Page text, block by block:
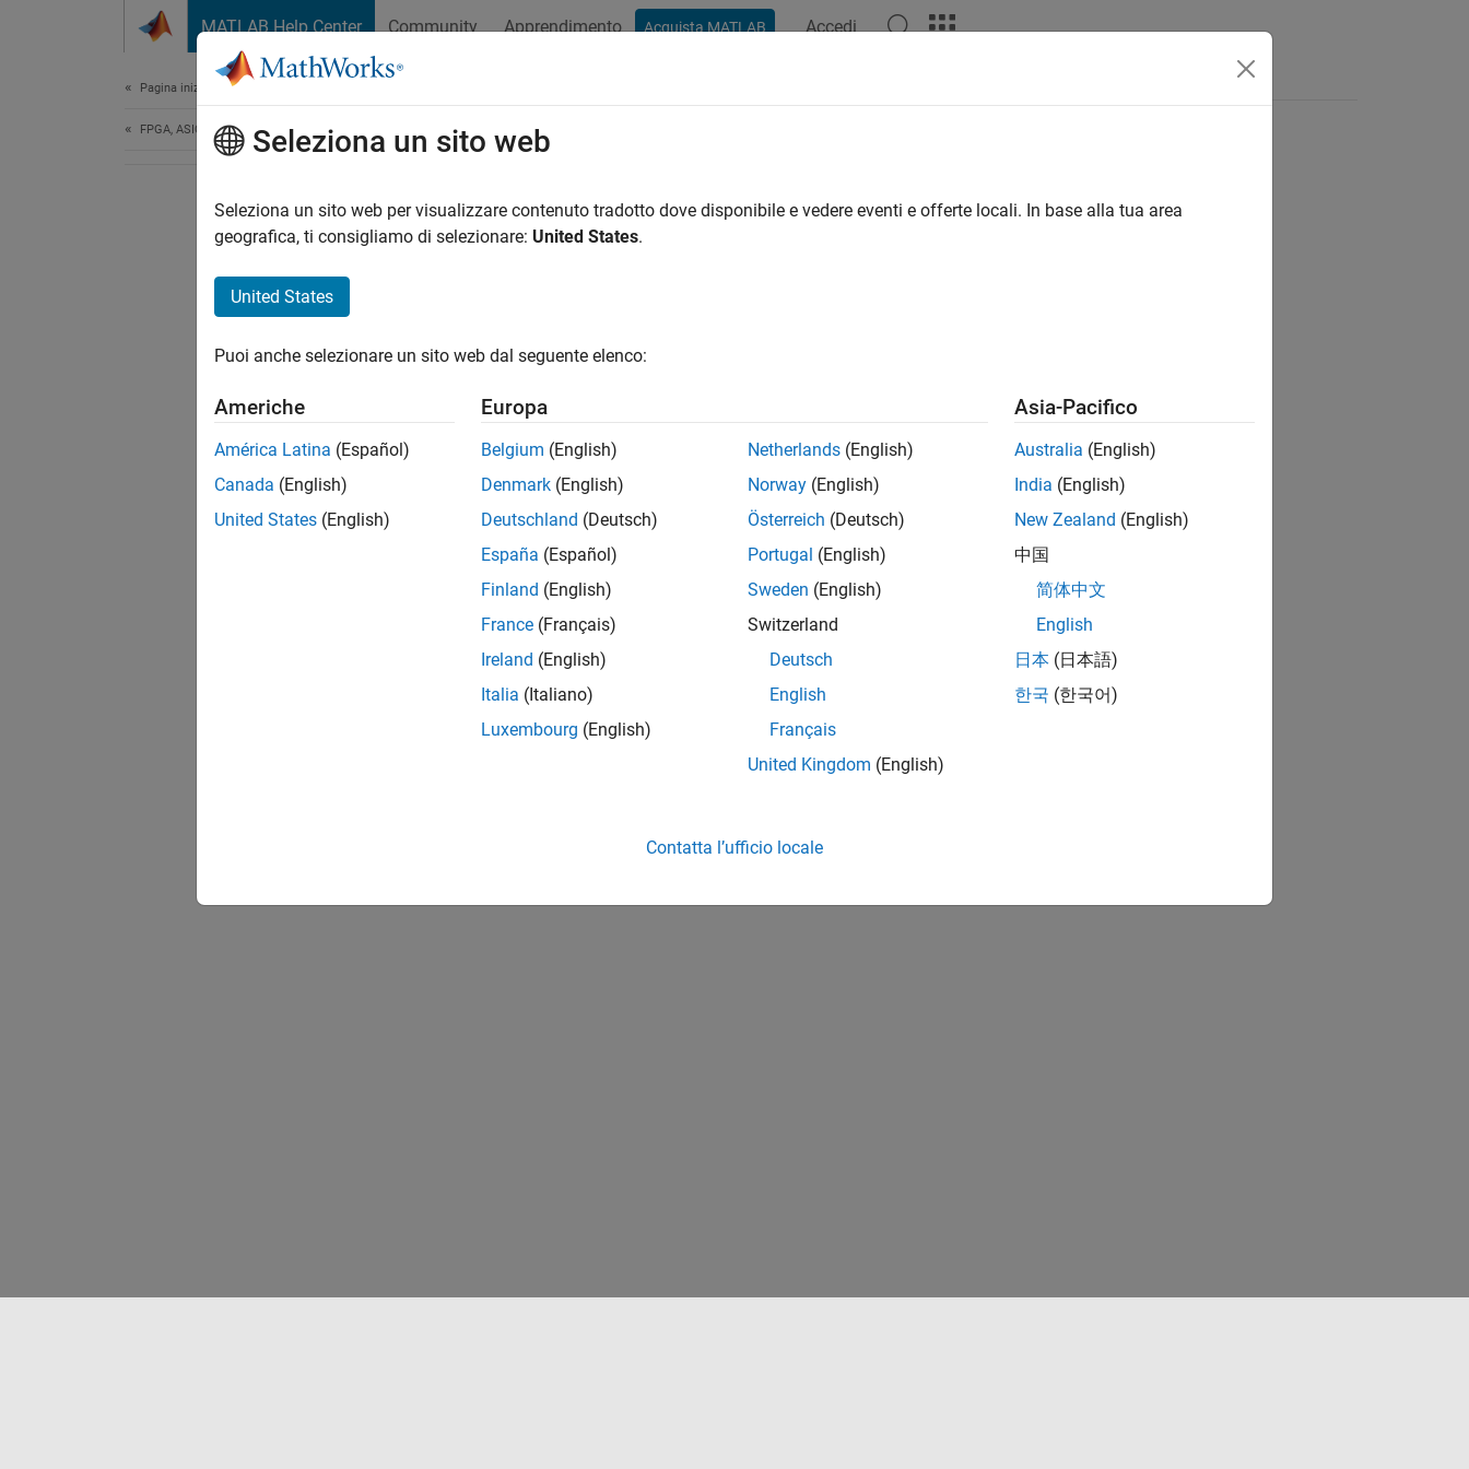
MATLAB Help Center Community Apprendimento Acquista MATLAB Accedi
Pagina iniziale della documentazione
FPGA, ASIC, and SoC DevelopmentSeleziona un sito web
Seleziona un sito web per visualizzare contenuto tradotto dove disponibile e vedere eventi e offerte locali. In base alla tua area
geografica, ti consigliamo di selezionare: United States.
United States
Puoi anche selezionare un sito web dal seguente elenco:
Americhe
América Latina (Español)
Canada (English)
United States (English)
Europa
Belgium (English)
Denmark (English)
Deutschland (Deutsch)
España (Español)
Finland (English)
France (Français)
Ireland (English)
Italia (Italiano)
Luxembourg (English)
Netherlands (English)
Norway (English)
Österreich (Deutsch)
Portugal (English)
Sweden (English)
Switzerland
Deutsch
English
Français
United Kingdom (English)
Asia-Pacifico
Australia (English)
India (English)
New Zealand (English)
中国
简体中文
English
日本 (日本語)
한국 (한국어)
Contatta l’ufficio locale